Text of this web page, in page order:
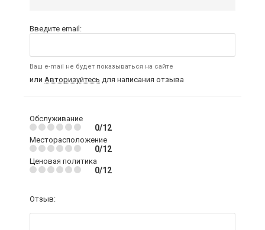
Введите email:
Ваш e-mail не будет показываться на сайте
или Авторизуйтесь для написания отзыва
Обслуживание
0/12
Месторасположение
0/12
Ценовая политика
0/12
Отзыв: